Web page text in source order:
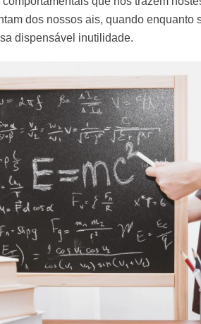
dos nossos ais, quando enquanto
dispensável inutilidade.